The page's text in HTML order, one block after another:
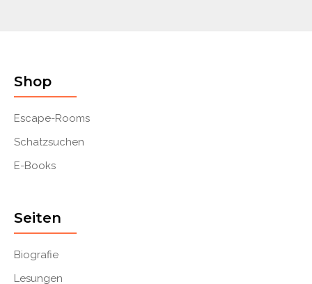
Shop
Escape-Rooms
Schatzsuchen
E-Books
Seiten
Biografie
Lesungen